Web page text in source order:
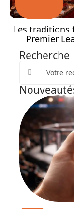
Les traditions
Premier
Recherche